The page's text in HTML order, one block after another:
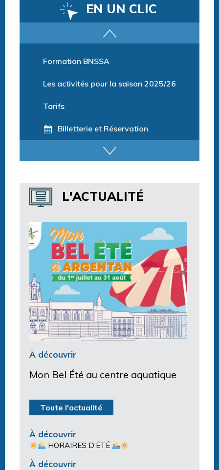
EN UN CLIC
Parcours training
Horaires espace détente
Horaires centre aquatique
L'ACTUALITÉ
À découvrir
Mon Bel Été au centre aquatique
Toute l'actualité
À découvrir
HORAIRES D’ÉTÉ
À découvrir